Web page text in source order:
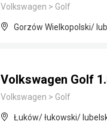
Volkswagen > Golf
Gorzów Wielkopolski/
Volkswagen Golf
Volkswagen > Golf
Łuków/ łukowski/